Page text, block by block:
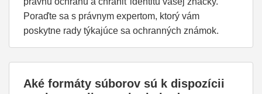
Poraďte sa s právnym expertom, ktorý vám
poskytne rady týkajúce sa ochranných známok.
Aké formáty súborov sú k dispozícii